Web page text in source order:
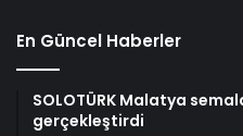
En Güncel Haberler
SOLOTÜRK Malatya
gerçekleştirdi